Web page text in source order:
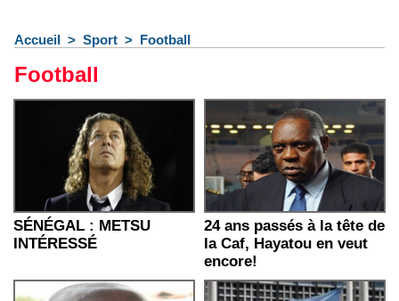
Accueil > Sport > Football
Football
SÉNÉGAL : METSU
INTÉRESSÉ
24 ans passés à la tête de
la Caf, Hayatou en veut
encore!